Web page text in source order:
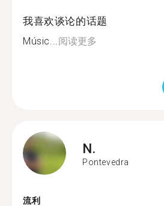
我喜欢谈论的话题
Músic... 阅读更多
N.
Pontevedra
流利